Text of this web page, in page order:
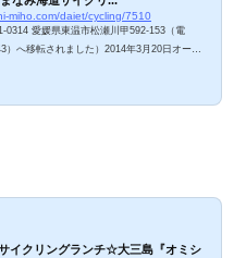
miho.com/daiet/cycling/7510
0314 愛媛県東温市松瀬川甲592-153（電
）へ移転されました）2014年3月20日オープ
から愛チャリ(DE ROSA R838)でレッツゴ
まかせランチプレートなどなど。お目当ての
イクリングランチ☆大三島『オミシ